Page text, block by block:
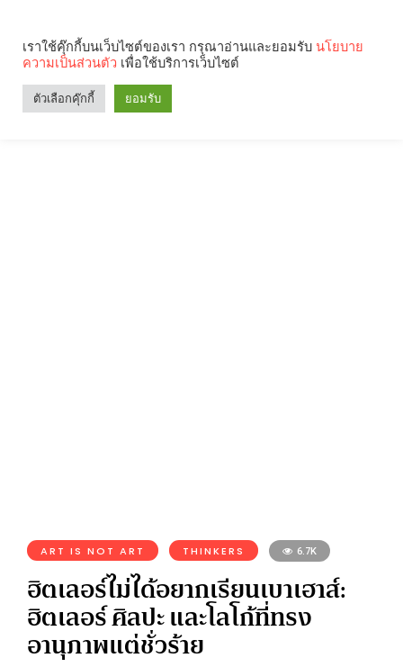
ART IS NOT ART THINKERS 6.7K
ฮิตเลอร์ไม่ได้อยากเรียนเบาเฮาส์:
ฮิตเลอร์ ศิลปะ และโลโก้ที่ทรง
อานุภาพแต่ชั่วร้าย
เราใช้คุ๊กกี้บนเว็บไซต์ของเรา กรุณาอ่านและยอมรับ นโยบาย
ความเป็นส่วนตัว เพื่อใช้บริการเว็บไซต์
ตัวเลือกคุ๊กกี้ ยอมรับ